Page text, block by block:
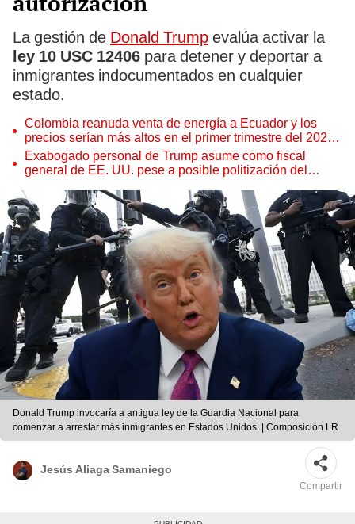
La gestión de Donald Trump evalúa activar la
ley 10 USC 12406 para detener y deportar a
inmigrantes indocumentados en cualquier
estado.
Colombia reanuda venta de energía a Ecuador y los
precios serían más altos en el primer trimestre del 2027,
según Cenace
Exabogado personal de Trump asume como fiscal
general de EE. UU. pese a posible politización del
Donald Trump invocaría a antigua ley de la Guardia Nacional para
comenzar a arrestar más inmigrantes en Estados Unidos. | Composición LR
Jesús Aliaga Samaniego
Compartir